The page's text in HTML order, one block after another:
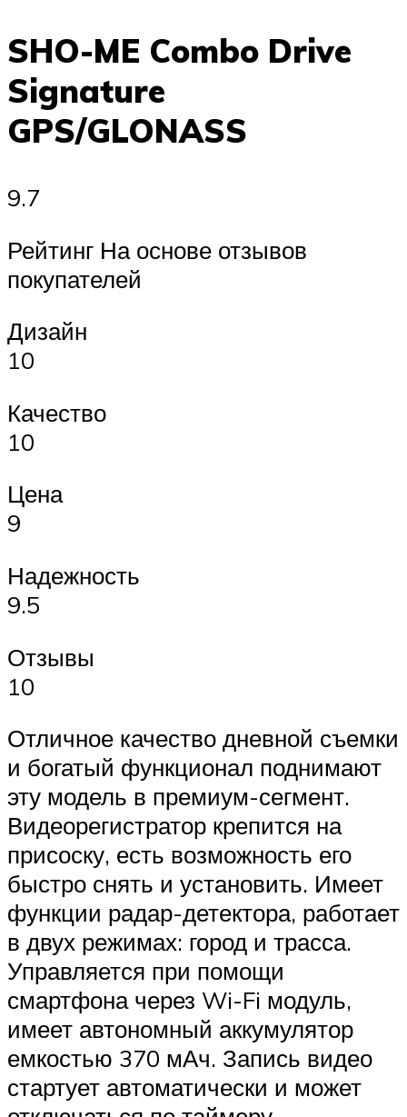
SHO-ME Combo Drive
Signature
GPS/GLONASS
9.7
Рейтинг На основе отзывов
покупателей
Дизайн
10
Качество
10
Цена
9
Надежность
9.5
Отзывы
10
Отличное качество дневной съемки
и богатый функционал поднимают
эту модель в премиум-сегмент.
Видеорегистратор крепится на
присоску, есть возможность его
быстро снять и установить. Имеет
функции радар-детектора, работает
в двух режимах: город и трасса.
Управляется при помощи
смартфона через Wi-Fi модуль,
имеет автономный аккумулятор
емкостью 370 мАч. Запись видео
стартует автоматически и может